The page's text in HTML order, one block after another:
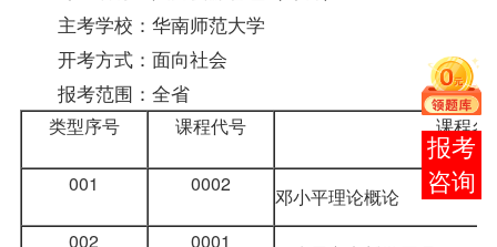
主考学校：华南师范大学
开考方式：面向社会
报考范围：全省
类型序号 课程代号 课程名
001 0002
邓小平理论概论
002
0001
报考
咨询